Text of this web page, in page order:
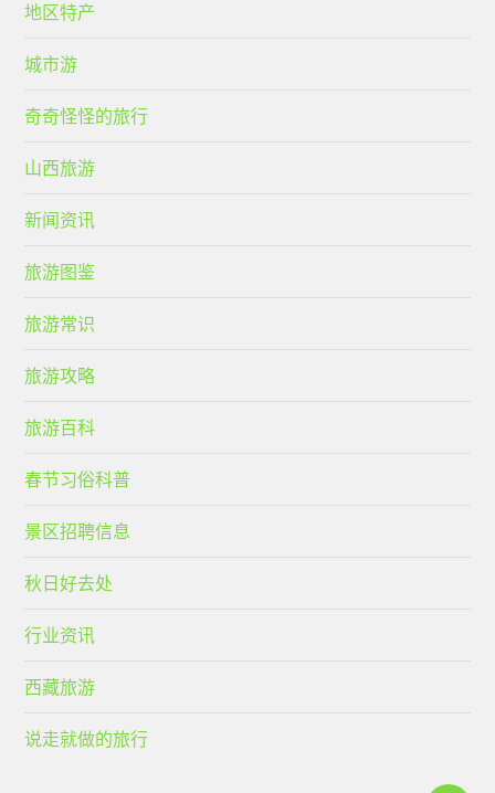
地区特产
城市游
奇奇怪怪的旅行
山西旅游
新闻资讯
旅游图鉴
旅游常识
旅游攻略
旅游百科
春节习俗科普
景区招聘信息
秋日好去处
行业资讯
西藏旅游
说走就做的旅行